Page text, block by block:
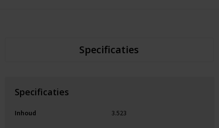
Specificaties
Specificaties
Inhoud 3.523